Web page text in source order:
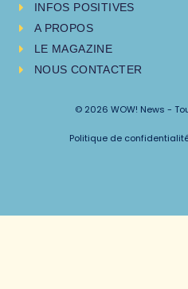
INFOS POSITIVES
A PROPOS
LE MAGAZINE
NOUS CONTACTER
© 2026 WOW! News -
Politique de